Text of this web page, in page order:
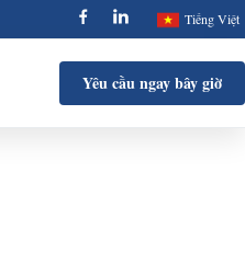
Tiếng Việt
Yêu cầu ngay bây giờ